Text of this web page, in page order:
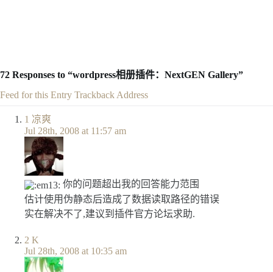
72 Responses to “wordpress相册插件：NextGEN Gallery”
Feed for this Entry Trackback Address
1 凉爽
Jul 28th, 2008 at 11:57 am
你的问题超出我的回答能力范围
估计使用伪静态后造成了数据读取路径的错误
实在解决不了,建议到插件官方论坛求助.
2 K
Jul 28th, 2008 at 10:35 am